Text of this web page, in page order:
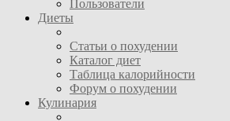
Пользователи
Диеты
Статьи о похудении
Каталог диет
Таблица калорийности
Форум о похудении
Кулинария